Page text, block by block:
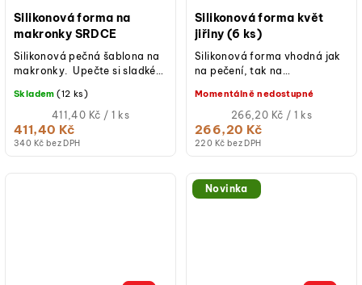
Silikonová forma na
makronky SRDCE
340 Kč bez DPH
411,40 Kč
Měrná
cena:
411,40 Kč / 1 ks
Skladem (12 ks)
Silikonová pečná šablona na
makronky. Upečte si sladké
pomocí této formy.
Silikonová forma květ
jiřiny (6 ks)
220 Kč bez DPH
266,20 Kč
Měrná
cena:
266,20 Kč / 1 ks
Momentálně nedostupné
Silikonová forma vhodná jak
na pečení, tak na
Novinka